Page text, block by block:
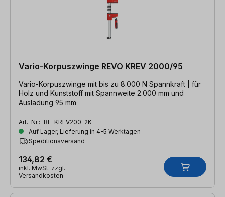
Vario-Korpuszwinge REVO KREV 2000/95
Vario-Korpuszwinge mit bis zu 8.000 N Spannkraft | für
Holz und Kunststoff mit Spannweite 2.000 mm und
Ausladung 95 mm
Art.-Nr.: BE-KREV200-2K
Auf Lager, Lieferung in 4-5 Werktagen
Speditionsversand
134,82 €
inkl. MwSt. zzgl.
Versandkosten